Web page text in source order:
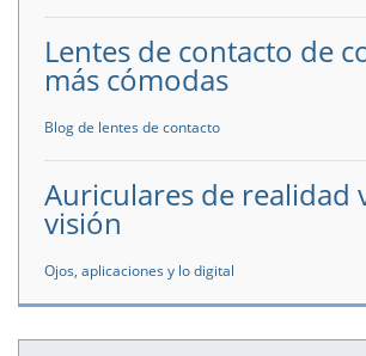
Lentes de contacto de
más cómodas
Blog de lentes de contacto
Auriculares de realidad
visión
Ojos, aplicaciones y lo digital